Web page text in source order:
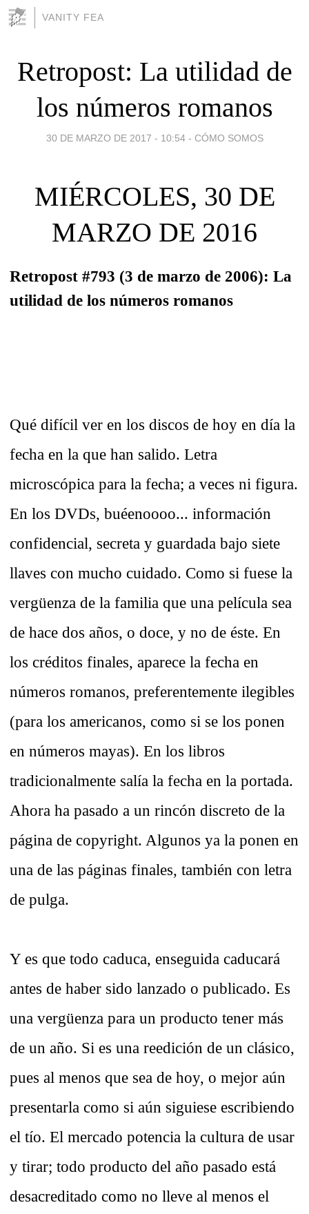
VANITY FEA
Retropost: La utilidad de
los números romanos
30 DE MARZO DE 2017 - 10:54 - CÓMO SOMOS
MIÉRCOLES, 30 DE
MARZO DE 2016
Retropost #793 (3 de marzo de 2006): La
utilidad de los números romanos
Qué difícil ver en los discos de hoy en día la
fecha en la que han salido. Letra
microscópica para la fecha; a veces ni figura.
En los DVDs, buéenoooo... información
confidencial, secreta y guardada bajo siete
llaves con mucho cuidado. Como si fuese la
vergüenza de la familia que una película sea
de hace dos años, o doce, y no de éste. En
los créditos finales, aparece la fecha en
números romanos, preferentemente ilegibles
(para los americanos, como si se los ponen
en números mayas). En los libros
tradicionalmente salía la fecha en la portada.
Ahora ha pasado a un rincón discreto de la
página de copyright. Algunos ya la ponen en
una de las páginas finales, también con letra
de pulga.
Y es que todo caduca, enseguida caducará
antes de haber sido lanzado o publicado. Es
una vergüenza para un producto tener más
de un año. Si es una reedición de un clásico,
pues al menos que sea de hoy, o mejor aún
presentarla como si aún siguiese escribiendo
el tío. El mercado potencia la cultura de usar
y tirar; todo producto del año pasado está
desacreditado como no lleve al menos el